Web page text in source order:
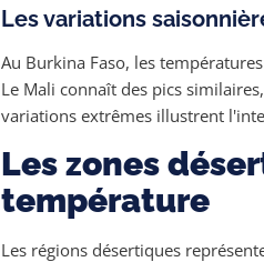
Les variations
Au Burkina Faso, les
Le Mali connaît des pics
variations extrêmes illustrent
Les zones
température
Les régions désertiques